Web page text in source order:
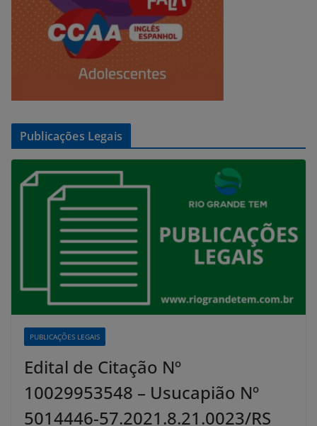
Publicações Legais
PUBLICAÇÕES LEGAIS
Edital de Citação Nº
10029953548 – Usucapião Nº
5014446-57.2021.8.21.0023/RS